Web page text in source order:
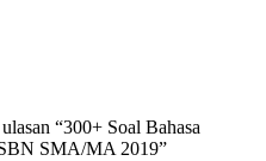
“300+ Soal Bahasa
SMA/MA 2019”